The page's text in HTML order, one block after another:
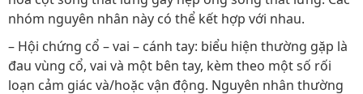
nhóm nguyên nhân này có thể kết hợp với nhau.
– Hội chứng cổ – vai – cánh tay: biểu hiện thường gặp là
đau vùng cổ, vai và một bên tay, kèm theo một số rối
loạn cảm giác và/hoặc vận động. Nguyên nhân thường